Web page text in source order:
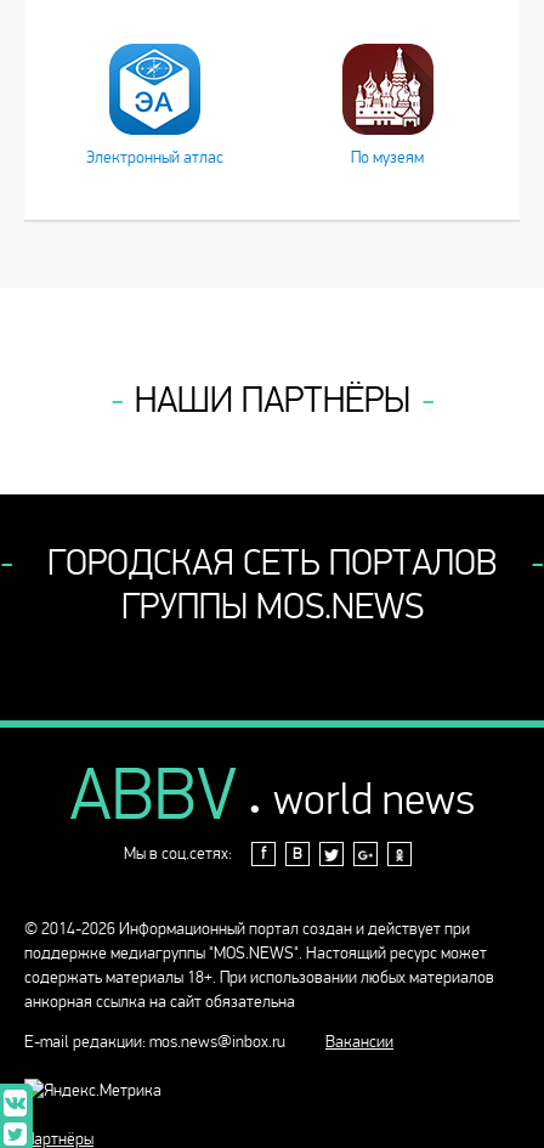
Электронный атлас По музеям
НАШИ ПАРТНЁРЫ
ГОРОДСКАЯ СЕТЬ ПОРТАЛОВ
ГРУППЫ MOS.NEWS
ABBV . world news
Мы в соц.сетях: f В
© 2014-2026 Информационный портал создан и действует при
поддержке медиагруппы "MOS.NEWS". Настоящий ресурс может
содержать материалы 18+. При использовании любых материалов
анкорная ссылка на сайт обязательна
E-mail редакции:mos.news@inbox.ru Вакансии
Партнёры